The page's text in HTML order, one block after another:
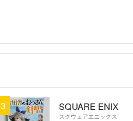
3 SQUARE ENIX
スクウェアエニックス